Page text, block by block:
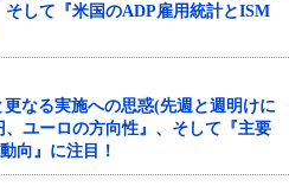
して『米国のADP雇用統計とISM
なる実施への思惑(先週と週明けに
ユーロの方向性』、そして『主要
向』に注目！